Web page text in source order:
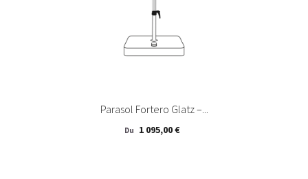
Parasol Fortero Glatz –...
Du Prix
1 095,00 €